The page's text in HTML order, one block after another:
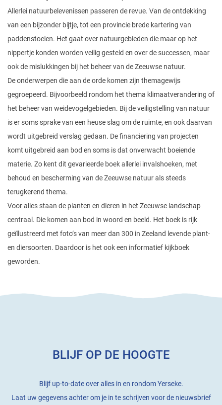
Allerlei natuurbelevenissen passeren de revue. Van de ontdekking
van een bijzonder bijtje, tot een provincie brede kartering van
paddenstoelen. Het gaat over natuurgebieden die maar op het
nippertje konden worden veilig gesteld en over de successen, maar
ook de mislukkingen bij het beheer van de Zeeuwse natuur.
De onderwerpen die aan de orde komen zijn themagewijs
gegroepeerd. Bijvoorbeeld rondom het thema klimaatverandering of
het beheer van weidevogelgebieden. Bij de veiligstelling van natuur
is er soms sprake van een heuse slag om de ruimte, en ook daarvan
wordt uitgebreid verslag gedaan. De financiering van projecten
komt uitgebreid aan bod en soms is dat onverwacht boeiende
materie. Zo kent dit gevarieerde boek allerlei invalshoeken, met
behoud en bescherming van de Zeeuwse natuur als steeds
terugkerend thema.
Voor alles staan de planten en dieren in het Zeeuwse landschap
centraal. Die komen aan bod in woord en beeld. Het boek is rijk
geïllustreerd met foto’s van meer dan 300 in Zeeland levende plant-
en diersoorten. Daardoor is het ook een informatief kijkboek
geworden.
BLIJF OP DE HOOGTE
Blijf up-to-date over alles in en rondom Yerseke.
Laat uw gegevens achter om je in te schrijven voor de nieuwsbrief